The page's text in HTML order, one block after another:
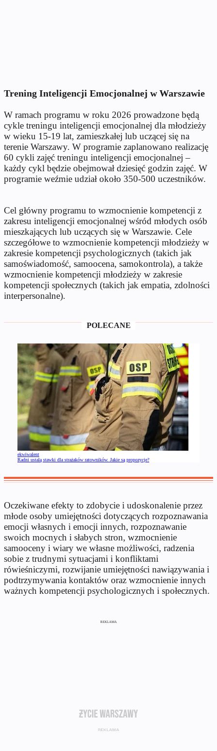
Trening Inteligencji Emocjonalnej w Warszawie
W ramach programu w roku 2026 prowadzone będą
cykle treningu inteligencji emocjonalnej dla młodzieży
w wieku 15-19 lat, zamieszkałej lub uczącej się na
terenie Warszawy. W programie zaplanowano realizację
60 cykli zajęć treningu inteligencji emocjonalnej –
każdy cykl będzie obejmował dziesięć godzin zajęć. W
programie weźmie udział około 350-500 uczestników.
Cel główny programu to wzmocnienie kompetencji z
zakresu inteligencji emocjonalnej wśród młodych osób
mieszkających lub uczących się w Warszawie. Cele
szczegółowe to wzmocnienie kompetencji młodzieży w
zakresie kompetencji psychologicznych (takich jak
samoświadomość, samoocena, samokontrola), a także
wzmocnienie kompetencji młodzieży w zakresie
kompetencji społecznych (takich jak empatia, zdolności
interpersonalne).
POLECANE
ekwiwalent
Radni ustalą stawki dla strażaków ratowników. Jakie są propozycje?
Oczekiwane efekty to zdobycie i udoskonalenie przez
młode osoby umiejętności dotyczących rozpoznawania
emocji własnych i emocji innych, rozpoznawanie
swoich mocnych i słabych stron, wzmocnienie
samooceny i wiary we własne możliwości, radzenia
sobie z trudnymi sytuacjami i konfliktami
rówieśniczymi, rozwijanie umiejętności nawiązywania i
podtrzymywania kontaktów oraz wzmocnienie innych
ważnych kompetencji psychologicznych i społecznych.
REKLAMA